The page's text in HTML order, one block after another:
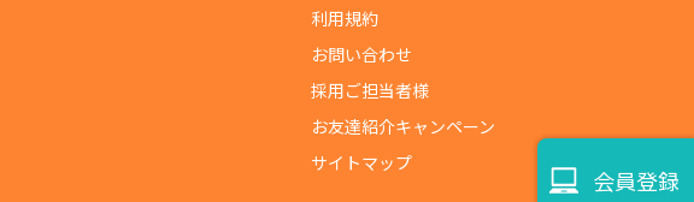
利用規約
お問い合わせ
採用ご担当者様
お友達紹介キャンペーン
サイトマップ
会員登録